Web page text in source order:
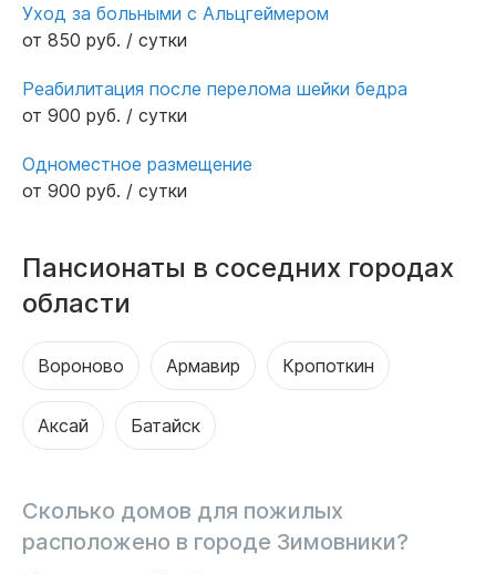
Уход за больными с Альцгеймером
от 850 руб. / сутки
Реабилитация после перелома шейки бедра
от 900 руб. / сутки
Одноместное размещение
от 900 руб. / сутки
Пансионаты в соседних городах
области
Вороново Армавир Кропоткин
Аксай Батайск
Сколько домов для пожилых
расположено в городе Зимовники?